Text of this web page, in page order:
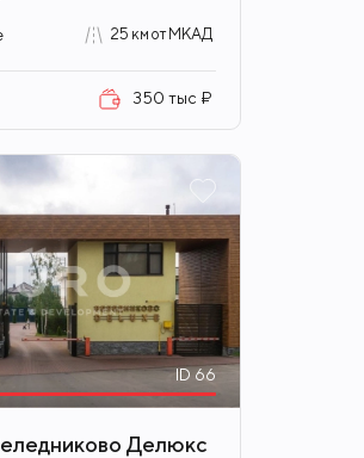
25 км от МКАД
350 тыс ₽
ID 66
Делюкс